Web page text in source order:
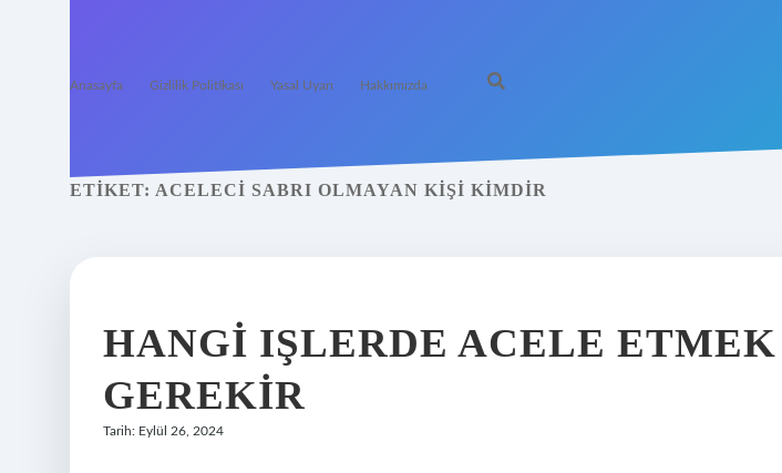
Anasayfa Gizlilik Politikası Yasal Uyarı Hakkımızda
ETIKET: ACELECI SABRI OLMAYAN KIŞI KIMDIR
HANGI IŞLERDE ACELE ETMEK
GEREKIR
Tarih: Eylül 26, 2024